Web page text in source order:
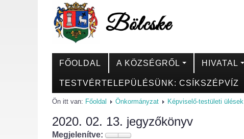
FŐOLDAL A KÖZSÉGRŐL HIVATAL
TESTVÉRTELEPÜLÉSÜNK: CSÍKSZÉPVÍZ
Ön itt van: Főoldal Önkormányzat Képviselő-testületi ülések
2020. 02. 13. jegyzőkönyv
Megjelenítve: